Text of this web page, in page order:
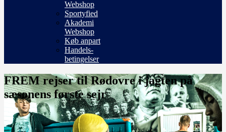
Webshop
Sportyfied
Akademi
Webshop
Køb anpart
Handels-
betingelser
FREM rejser til Rødovre i jagten på
sæsonens første sejr